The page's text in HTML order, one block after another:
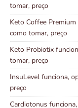
tomar, preço
Keto Coffee
como tomar, preço
Keto Probiotix
tomar, preço
InsuLevel funciona,
preço
Cardiotonus